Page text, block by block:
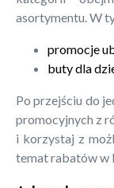
asortymentu. W
promocje
buty dla
Po przejściu do
promocyjnych z
i korzystaj z
temat rabatów w